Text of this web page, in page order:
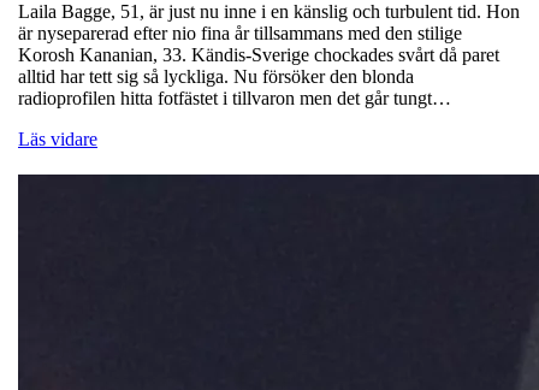
Laila Bagge, 51, är just nu inne i en känslig och turbulent tid. Hon
är nyseparerad efter nio fina år tillsammans med den stilige
Korosh Kananian, 33. Kändis-Sverige chockades svårt då paret
alltid har tett sig så lyckliga. Nu försöker den blonda
radioprofilen hitta fotfästet i tillvaron men det går tungt…
Läs vidare